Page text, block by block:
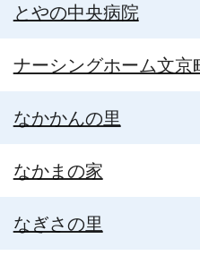
とやの中央病院
ナーシングホーム文京
なかかんの里
なかまの家
なぎさの里